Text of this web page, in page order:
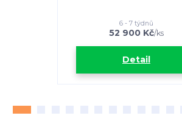
52 900 Kč/ks
6 - 7 týdnů
Detail